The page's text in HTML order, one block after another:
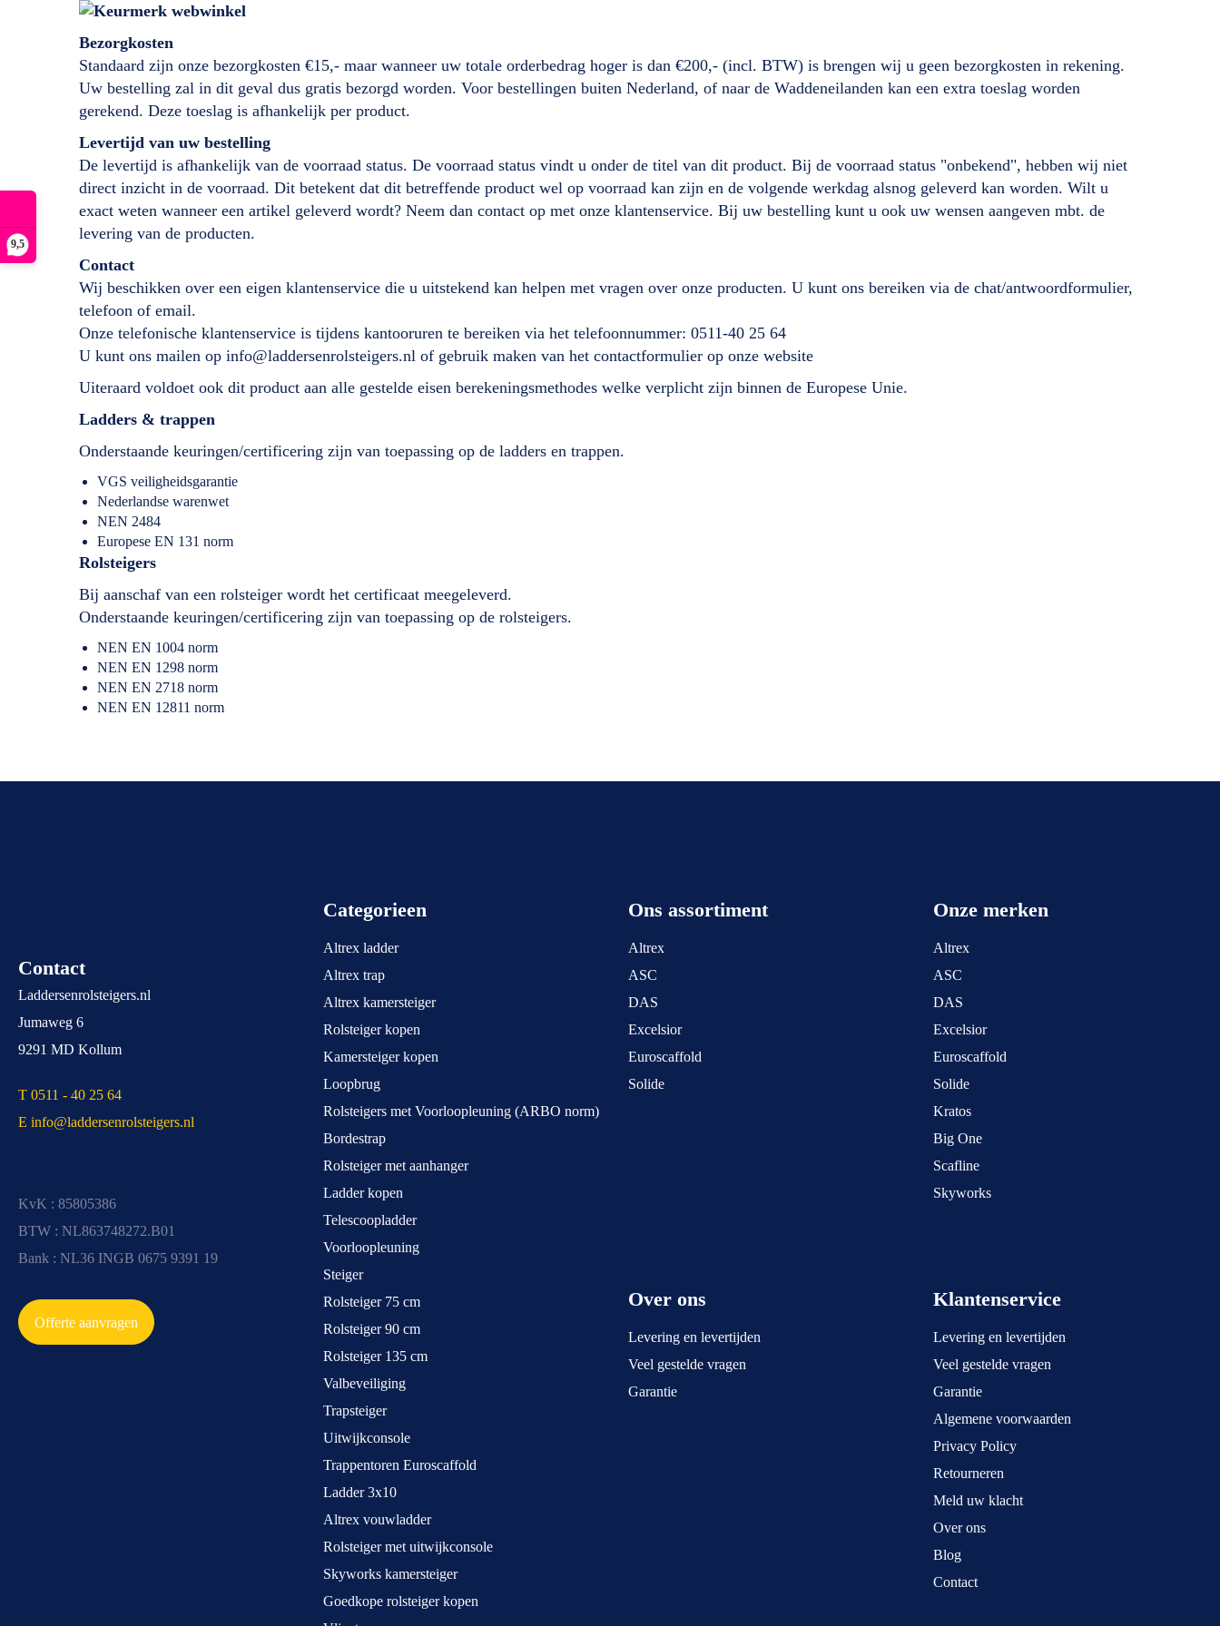
9,5
Bezorgkosten
Standaard zijn onze bezorgkosten €15,- maar wanneer uw totale orderbedrag hoger is dan €200,- (incl. BTW) is brengen wij u geen bezorgkosten in rekening.
Uw bestelling zal in dit geval dus gratis bezorgd worden. Voor bestellingen buiten Nederland, of naar de Waddeneilanden kan een extra toeslag worden
gerekend. Deze toeslag is afhankelijk per product.
Levertijd van uw bestelling
De levertijd is afhankelijk van de voorraad status. De voorraad status vindt u onder de titel van dit product. Bij de voorraad status "onbekend", hebben wij niet
direct inzicht in de voorraad. Dit betekent dat dit betreffende product wel op voorraad kan zijn en de volgende werkdag alsnog geleverd kan worden. Wilt u
exact weten wanneer een artikel geleverd wordt? Neem dan contact op met onze klantenservice. Bij uw bestelling kunt u ook uw wensen aangeven mbt. de
levering van de producten.
Contact
Wij beschikken over een eigen klantenservice die u uitstekend kan helpen met vragen over onze producten. U kunt ons bereiken via de chat/antwoordformulier,
telefoon of email.
Onze telefonische klantenservice is tijdens kantooruren te bereiken via het telefoonnummer: 0511-40 25 64
U kunt ons mailen op info@laddersenrolsteigers.nl of gebruik maken van het contactformulier op onze website
Uiteraard voldoet ook dit product aan alle gestelde eisen berekeningsmethodes welke verplicht zijn binnen de Europese Unie.
Ladders & trappen
Onderstaande keuringen/certificering zijn van toepassing op de ladders en trappen.
VGS veiligheidsgarantie
Nederlandse warenwet
NEN 2484
Europese EN 131 norm
Rolsteigers
Bij aanschaf van een rolsteiger wordt het certificaat meegeleverd.
Onderstaande keuringen/certificering zijn van toepassing op de rolsteigers.
NEN EN 1004 norm
NEN EN 1298 norm
NEN EN 2718 norm
NEN EN 12811 norm
Contact
Laddersenrolsteigers.nl
Jumaweg 6
9291 MD Kollum
T 0511 - 40 25 64
E info@laddersenrolsteigers.nl
KvK : 85805386
BTW : NL863748272.B01
Bank : NL36 INGB 0675 9391 19
Offerte aanvragen
Categorieen
Altrex ladder
Altrex trap
Altrex kamersteiger
Rolsteiger kopen
Kamersteiger kopen
Loopbrug
Rolsteigers met Voorloopleuning (ARBO norm)
Bordestrap
Rolsteiger met aanhanger
Ladder kopen
Telescoopladder
Voorloopleuning
Steiger
Rolsteiger 75 cm
Rolsteiger 90 cm
Rolsteiger 135 cm
Valbeveiliging
Trapsteiger
Uitwijkconsole
Trappentoren Euroscaffold
Ladder 3x10
Altrex vouwladder
Rolsteiger met uitwijkconsole
Skyworks kamersteiger
Goedkope rolsteiger kopen
Ons assortiment
Altrex
ASC
DAS
Excelsior
Euroscaffold
Solide
Onze merken
Altrex
ASC
DAS
Excelsior
Euroscaffold
Solide
Kratos
Big One
Scafline
Skyworks
Over ons
Levering en levertijden
Veel gestelde vragen
Garantie
Klantenservice
Levering en levertijden
Veel gestelde vragen
Garantie
Algemene voorwaarden
Privacy Policy
Retourneren
Meld uw klacht
Over ons
Blog
Contact